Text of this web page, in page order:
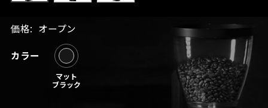
価格: オープン
カラー
マット
ブラック